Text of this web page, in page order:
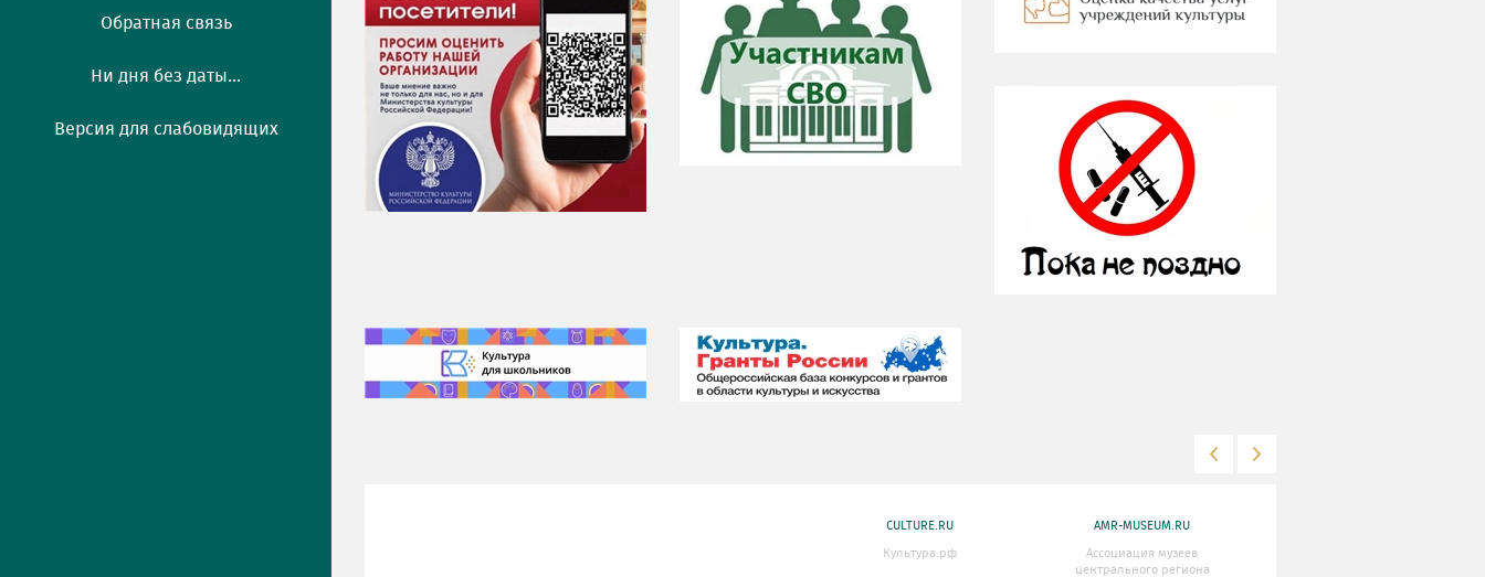
Обратная связь
Ни дня без даты...
Версия для слабовидящих
CULTURE.RU
Культура.рф
AMR-MUSEUM.RU
Ассоциация музеев
центрального региона